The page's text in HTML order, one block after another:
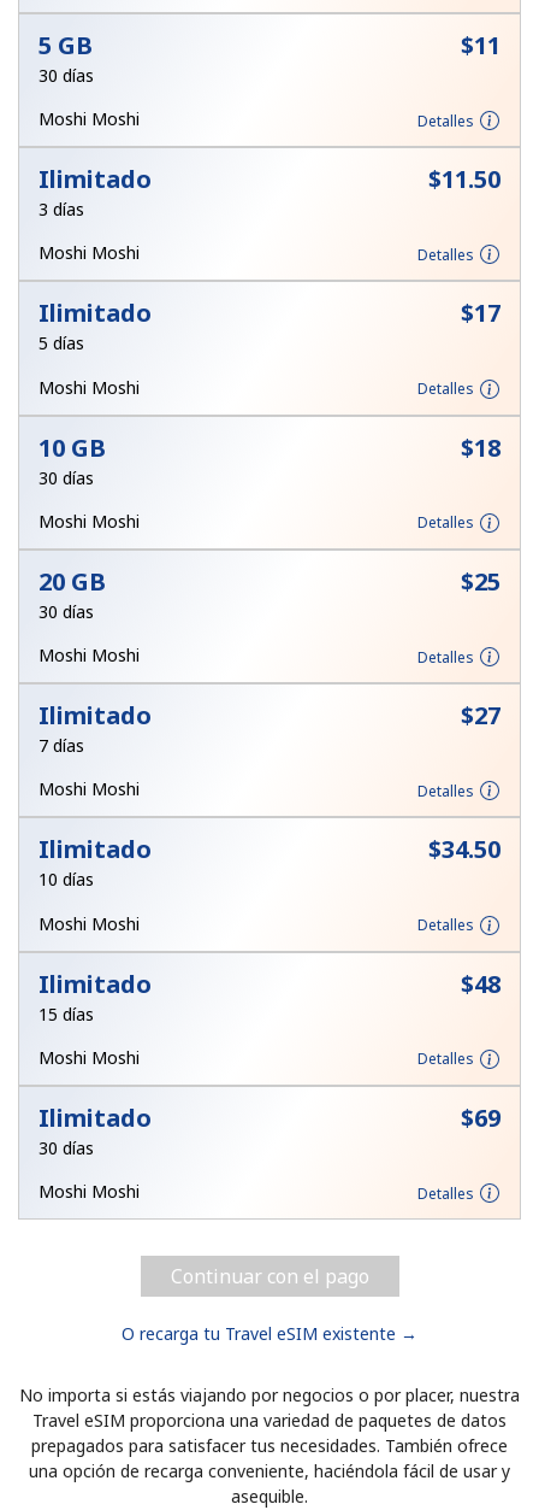
Inicia sesión oREGÍSTRATE →
¿Olvidaste tu contraseña? →
5 GB ⁦$11⁩
30 días
Moshi Moshi
Detalles
Ilimitado ⁦$11.50⁩
3 días
Moshi Moshi
Detalles
Ilimitado ⁦$17⁩
5 días
Moshi Moshi
Detalles
10 GB ⁦$18⁩
30 días
Moshi Moshi
Detalles
20 GB ⁦$25⁩
30 días
Moshi Moshi
Detalles
Ilimitado ⁦$27⁩
7 días
Moshi Moshi
Detalles
Ilimitado ⁦$34.50⁩
10 días
Moshi Moshi
Detalles
Ilimitado ⁦$48⁩
15 días
Moshi Moshi
Detalles
Ilimitado ⁦$69⁩
30 días
Moshi Moshi
Detalles
Continuar con el pago
O recarga tu Travel eSIM existente →
No importa si estás viajando por negocios o por placer, nuestra
Travel eSIM proporciona una variedad de paquetes de datos
prepagados para satisfacer tus necesidades. También ofrece
una opción de recarga conveniente, haciéndola fácil de usar y
asequible.